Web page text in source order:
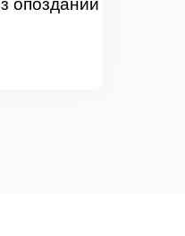
опозданий